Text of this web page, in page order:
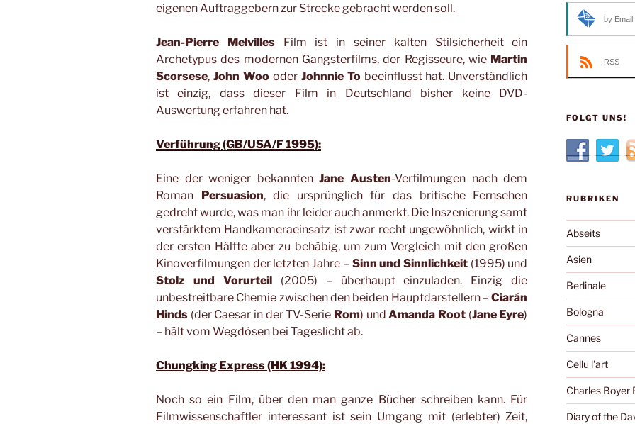
eigenen Auftraggebern zur Strecke gebracht werden soll.
Jean-Pierre MelvillesFilm ist in seiner kalten Stilsicherheit ein
Archetypus des modernen Gangsterfilms, der Regisseure, wie Martin
Scorsese, John Woooder Johnnie Tobeeinflusst hat. Unverständlich
ist einzig, dass dieser Film in Deutschland bisher keine DVD-
Auswertung erfahren hat.
Verführung (GB/USA/F 1995):
Eine der weniger bekanntenJane Austen-Verfilmungen nach dem
Roman Persuasion, die ursprünglich für das britische Fernsehen
gedreht wurde, was man ihr leider auch anmerkt. Die Inszenierung samt
verstärktem Handkameraeinsatz ist zwar recht ungewöhnlich, wirkt in
der ersten Hälfte aber zu behäbig, um zum Vergleich mit den großen
Kinoverfilmungen der letzten Jahre – Sinn und Sinnlichkeit(1995) und
Stolz und Vorurteil(2005) – überhaupt einzuladen. Einzig die
unbestreitbare Chemie zwischen den beiden Hauptdarstellern –Ciarán
Hinds (der Caesar in der TV-Serie Rom) undAmanda Root (Jane Eyre)
– hält vom Wegdösen bei Tageslicht ab.
Chungking Express (HK 1994):
Noch so ein Film, über den man ganze Bücher schreiben kann. Für
Filmwissenschaftler interessant ist sein Umgang mit (erlebter) Zeit,
by Email
RSS
FOLGT UNS!
RUBRIKEN
Abseits
Asien
Berlinale
Bologna
Cannes
Cellu l'art
Charles Boyer
Diary of the